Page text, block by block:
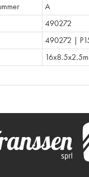
A
490272
490272 |